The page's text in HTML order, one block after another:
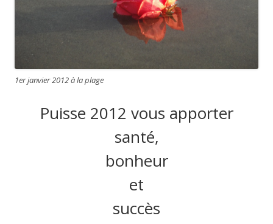
1er janvier 2012 à la plage
Puisse 2012 vous apporter
santé,
bonheur
et
succès